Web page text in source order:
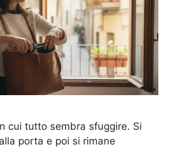
cui tutto sembra sfuggire. Si
porta e poi si rimane